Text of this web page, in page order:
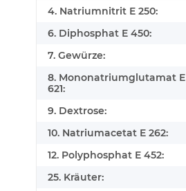
4. Natriumnitrit E 250:
6. Diphosphat E 450:
7. Gewürze:
8. Mononatriumglutamat E
621:
9. Dextrose:
10. Natriumacetat E 262:
12. Polyphosphat E 452:
25. Kräuter: